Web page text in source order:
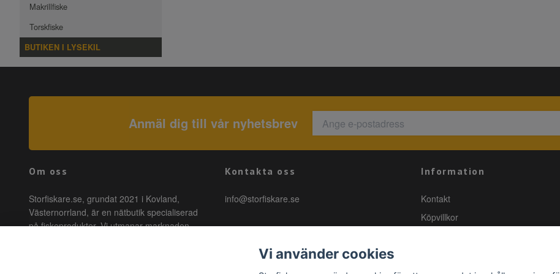
Makrillfiske
Torskfiske
BUTIKEN I LYSEKIL
Anmäl dig till vår nyhetsbrev
Om oss
Storfiskare.se, grundat 2021 i Kovland,
Västernorrland, är en nätbutik specialiserad
på fiskeprodukter. Vi utmanar marknaden
Kontakta oss
info@storfiskare.se
Information
Kontakt
Köpvillkor
Vi använder cookies